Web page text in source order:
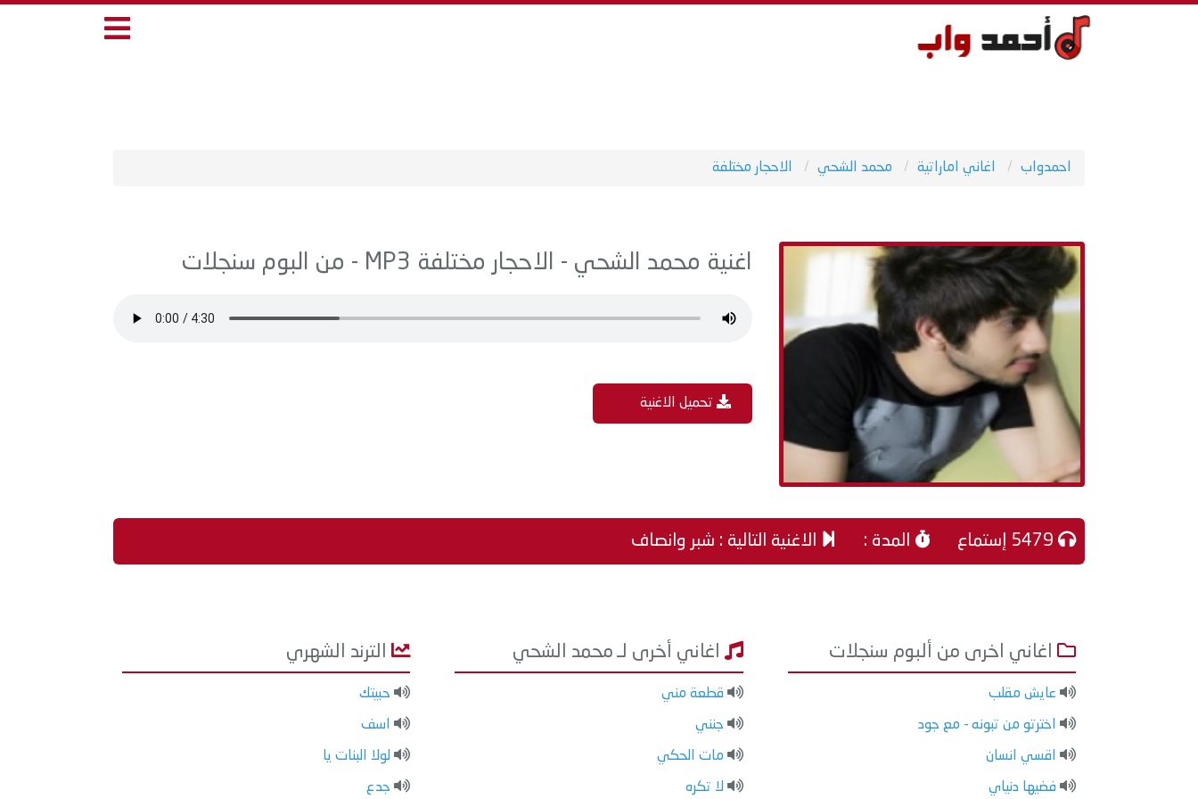
احمدواب اغاني اماراتية محمد الشحي الاحجار مختلفة
اغنية محمد الشحي - الاحجار مختلفة MP3 - من البوم سنجلات
تحميل الاغنية
المدة : الاغنية التالية : شبر وانصاف
اغاني اخرى من ألبوم سنجلات
عايش مقلب
اخترتو من تبونه - مع جود
اقسي انسان
فضيها دنياي
اغاني أخرى لـ محمد الشحي
قطعة مني
جنني
مات الحكي
لا تكره
الترند الشهري
حبيتك
اسف
لولا البنات يا
جدع